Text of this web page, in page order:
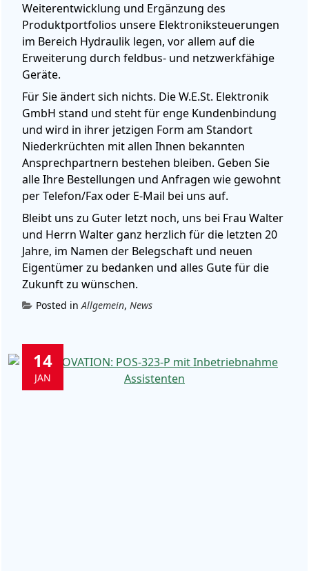
Weiterentwicklung und Ergänzung des
Produktportfolios unsere Elektroniksteuerungen
im Bereich Hydraulik legen, vor allem auf die
Erweiterung durch feldbus- und netzwerkfähige
Geräte.
Für Sie ändert sich nichts. Die W.E.St. Elektronik
GmbH stand und steht für enge Kundenbindung
und wird in ihrer jetzigen Form am Standort
Niederkrüchten mit allen Ihnen bekannten
Ansprechpartnern bestehen bleiben. Geben Sie
alle Ihre Bestellungen und Anfragen wie gewohnt
per Telefon/Fax oder E-Mail bei uns auf.
Bleibt uns zu Guter letzt noch, uns bei Frau Walter
und Herrn Walter ganz herzlich für die letzten 20
Jahre, im Namen der Belegschaft und neuen
Eigentümer zu bedanken und alles Gute für die
Zukunft zu wünschen.
Posted inAllgemein, News
14
JAN